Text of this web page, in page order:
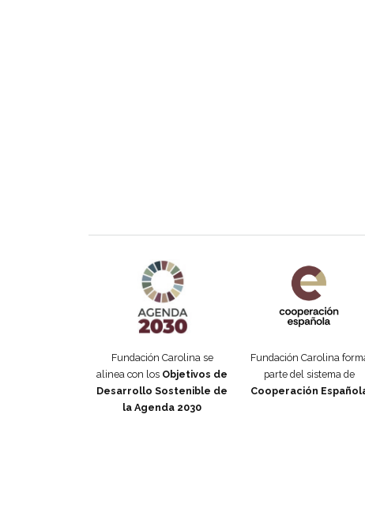
Fundación Carolina se
alinea con los Objetivos de
Desarrollo Sostenible de
la Agenda 2030
Fundación Carolina
parte del sistema de
Cooperación